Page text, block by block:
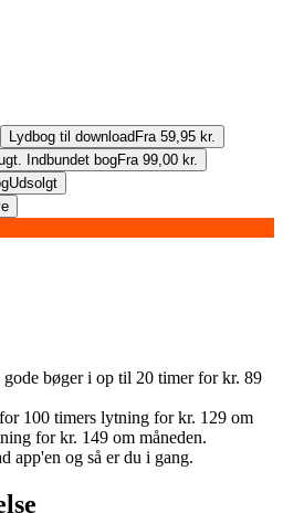
Lydbog til download Fra 59,95 kr.
Indbundet bogFra 99,00 kr.
Udsolgt
ækle æventyr 2
bøger i op til 20 timer for kr. 89
100 timers lytning for kr. 129 om
for kr. 149 om måneden.
app'en og så er du i gang.